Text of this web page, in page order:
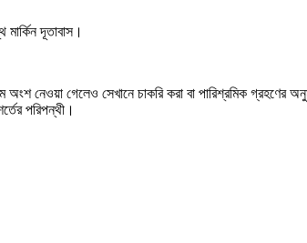
দূতাবাস।
নেওয়া গেলেও সেখানে চাকরি করা বা পারিশ্রমিক
পরিপন্থী।